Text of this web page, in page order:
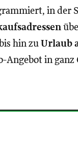
in der
bis hin zu Urlaub
Angebot in ganz